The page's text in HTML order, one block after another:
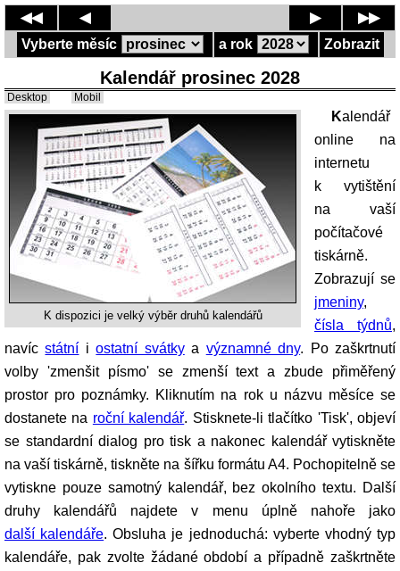
Vyberte měsíc a rok Zobrazit
◀◀ ◀ ▶ ▶▶
Kalendář prosinec 2028
Desktop Mobil
K dispozici je velký výběr druhů kalendářů
Kalendář
online na
internetu
k vytištění
na vaší
počítačové
tiskárně.
Zobrazují se
jmeniny,
čísla týdnů,
navícstátní iostatní svátkya významné dny. Po zaškrtnutí
volby 'zmenšit písmo' se zmenší text a zbude přiměřený
prostor pro poznámky. Kliknutím na rok u názvu měsíce se
dostanete na roční kalendář. Stisknete-li tlačítko 'Tisk', objeví
se standardní dialog pro tisk a nakonec kalendář vytiskněte
na vaší tiskárně, tiskněte na šířku formátu A4. Pochopitelně se
vytiskne pouze samotný kalendář, bez okolního textu. Další
druhy kalendářů najdete v menu úplně nahoře jako
další kalendáře. Obsluha je jednoduchá: vyberte vhodný typ
kalendáře, pak zvolte žádané období a případně zaškrtněte